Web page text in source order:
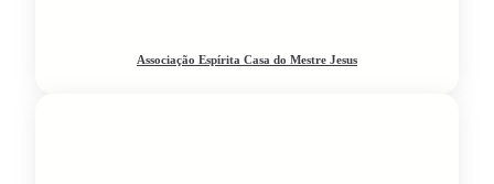
Associação Espírita Casa do Mestre Jesus